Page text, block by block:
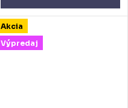
Akcia
Výpredaj